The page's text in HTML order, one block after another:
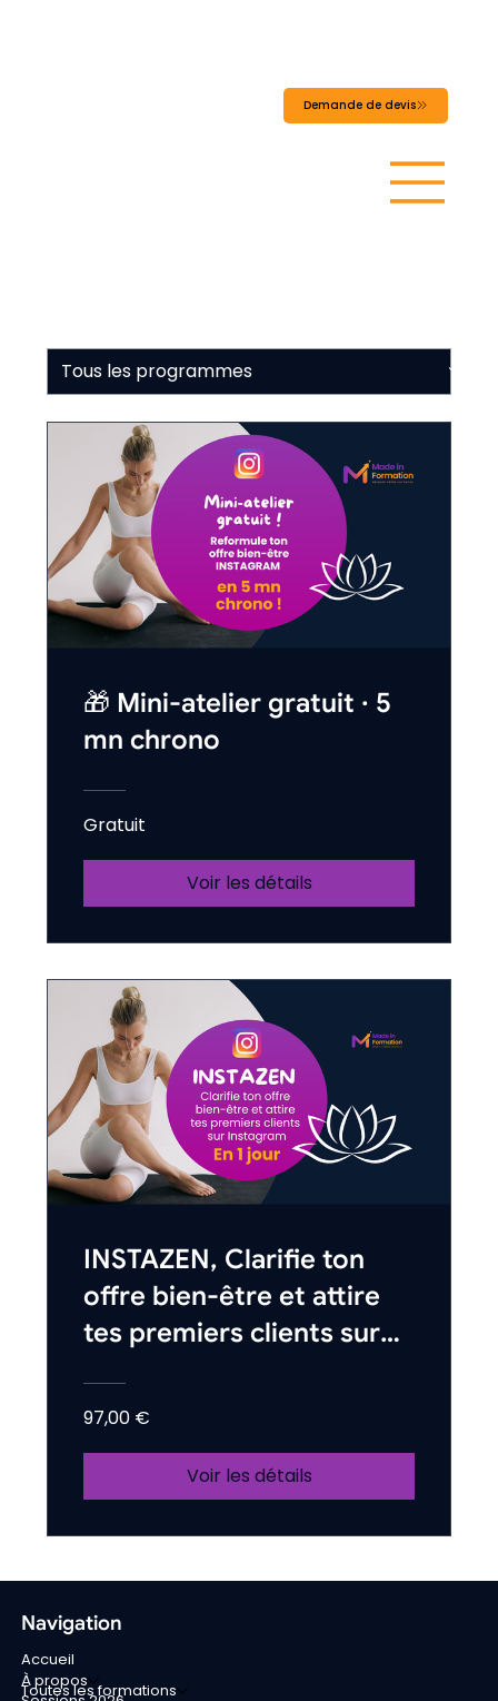
ON
Demande de devis
🎁 Mini-atelier gratuit · 5
mn chrono
Gratuit
Voir les détails
INSTAZEN, Clarifie ton
offre bien-être et attire
tes premiers clients sur
97,00 €
Voir les détails
Navigation
Accueil
À propos
Toutes les formations